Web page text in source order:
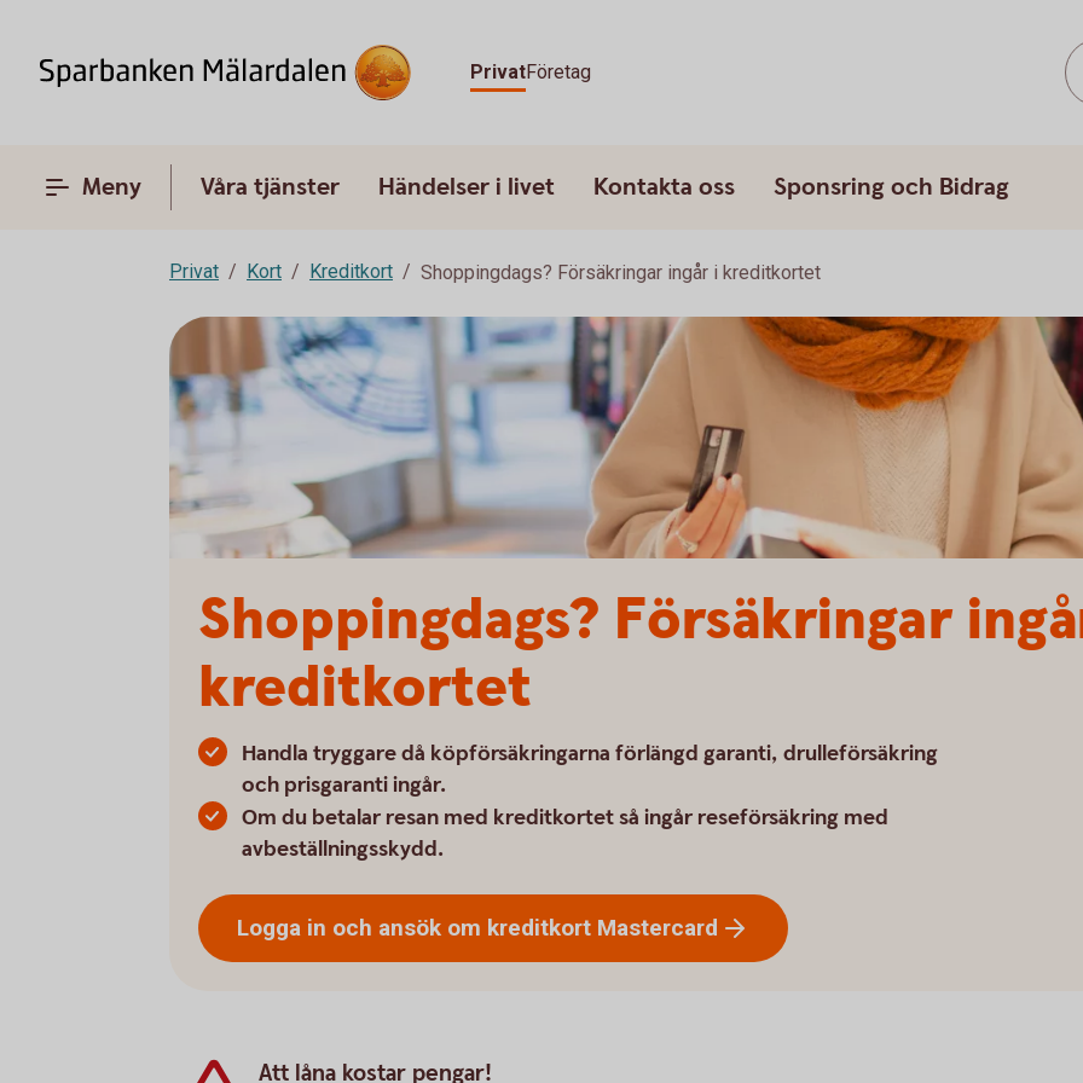
PrivatFöretag
Meny Våra tjänster Händelser i livet Kontakta oss Sponsring och Bidrag
Privat Kort Kreditkort Shoppingdags? Försäkringar ingår i kreditkortet
Shoppingdags? Försäkringar
kreditkortet
Handla tryggare då köpförsäkringarna förlängd garanti, drulleförsäkring
och prisgaranti ingår.
Om du betalar resan med kreditkortet så ingår reseförsäkring med
avbeställningsskydd.
Logga in och ansök om kreditkort Mastercard
Att låna kostar pengar!